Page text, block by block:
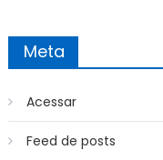
Meta
Acessar
Feed de posts